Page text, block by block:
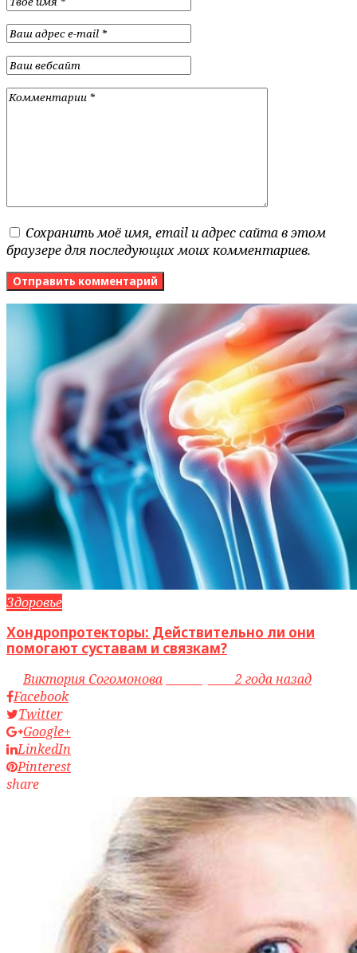
Сохранить моё имя, email и адрес сайта в этом
браузере для последующих моих комментариев.
Здоровье
Хондропротекторы: Действительно ли они
помогают суставам и связкам?
byВиктория Согомонова access_time2 года назад
Facebook
Twitter
Google+
LinkedIn
Pinterest
share